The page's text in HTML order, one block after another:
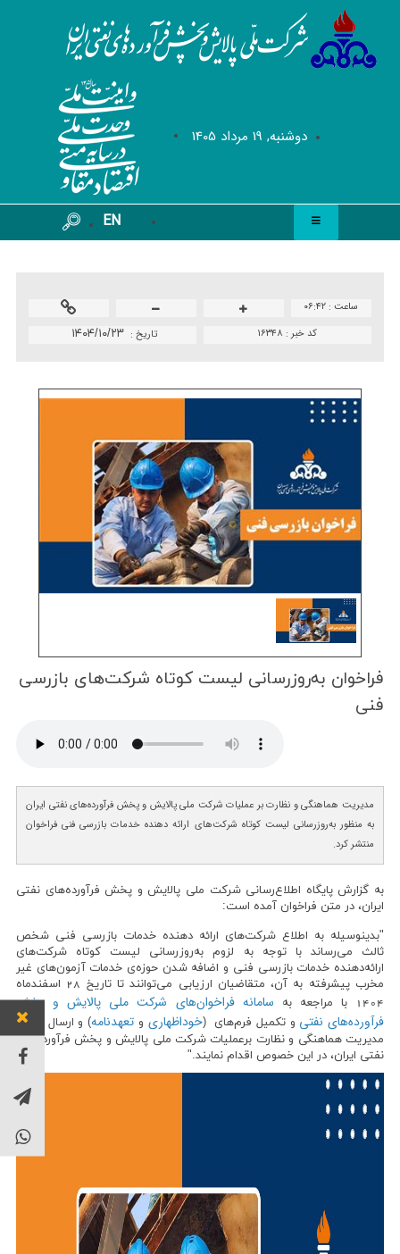
دوشنبه, 19 مرداد 1405
EN
ساعت : ۰۶:۴۲
تاريخ : ۱۴۰۴/۱۰/۲۳ کد خبر : ۱۶۳۴۸
فراخوان به‌روزرسانی لیست كوتاه شركت‌های بازرسی
فنی
مدیریت هماهنگی و نظارت بر عملیات شرکت ملی پالایش و پخش فرآورده‌های نفتی ایران
به منظور به‌روزرسانی لیست کوتاه شرکت‌های ارائه دهنده خدمات بازرسی فنی فراخوان
منتشر کرد.
به گزارش پایگاه اطلاع‌رسانی شرکت ملی پالایش و پخش فرآورده‌های نفتی
ایران، در متن فراخوان آمده است:
"بدینوسیله به اطلاع شركت­‌هاي ارائه دهنده خدمات بازرسی فنی شخص
ثالث می­‌رساند با توجه به لزوم به‌­روزرسانی لیست کوتاه شرکت‌های
ارائه‌دهنده خدمات بازرسی فنی و اضافه شدن حوزه‌ی خدمات آزمون­‌های غیر
مخرب پیشرفته به آن، متقاضیان ارزیابی می­‌توانند تا تاریخ 28 اسفندماه
1404 با مراجعه به
سامانه فراخوان‌های شرکت ملی پالایش و پخش
فرآورده‌های نفتی و تکمیل فرم­‌های (خوداظهاری و تعهدنامه) و ارسال آن به
مدیریت هماهنگی و نظارت برعملیات شرکت ملی پالایش و پخش فرآورده‌های
نفتی ایران، در این خصوص اقدام نمایند."